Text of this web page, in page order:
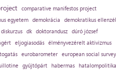
comparative manifestos project
egyetem demokrácia
demokratikus
diskurzus dk doktorandusz dúró józsef
eljogiasodás élményvezérelt aktivizmus
eurobarometer
european social survey
gyűjtőpárt habermas
hatalompolitika